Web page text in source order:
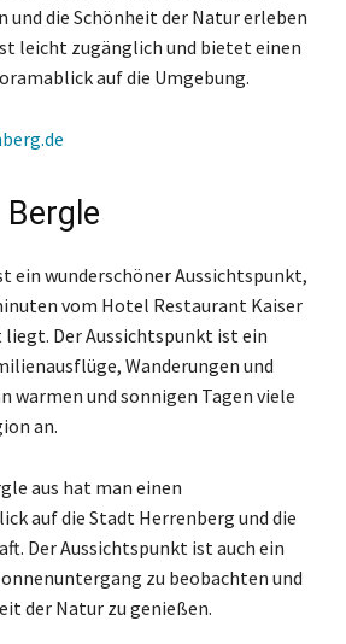
und die Schönheit der Natur erleben
leicht zugänglich und bietet einen
auf die Umgebung.
Bergle
ein wunderschöner Aussichtspunkt,
vom Hotel Restaurant Kaiser
Der Aussichtspunkt ist ein
Wanderungen und
warmen und sonnigen Tagen viele
an.
aus hat man einen
auf die Stadt Herrenberg und die
Der Aussichtspunkt ist auch ein
zu beobachten und
der Natur zu genießen.